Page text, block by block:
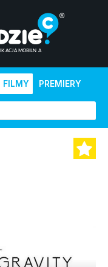
FILMY PREMIERY